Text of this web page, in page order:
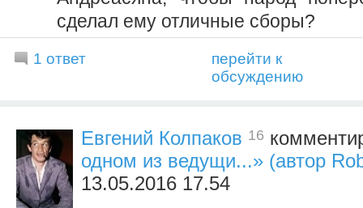
сделал ему отличные сборы?
1 ответ
перейти к
обсуждению
Евгений Колпаков 16
одном из ведущи...» (автор
13.05.2016 17.54